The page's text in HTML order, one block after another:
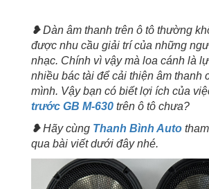
lượng
❥Dàn âm thanh trên ô tô thường
được nhu cầu giải trí của những
nhạc. Chính vì vậy mà loa cánh là
nhiều bác tài để cải thiện âm thanh
mình. Vậy bạn có biết lợi ích của
trước GB M-630 trên ô tô chưa?
❥Hãy cùng Thanh Bình Auto
qua bài viết dưới đây nhé.